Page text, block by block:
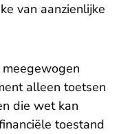
van aanzienlijke
alleen toetsen
die wet kan
toestand